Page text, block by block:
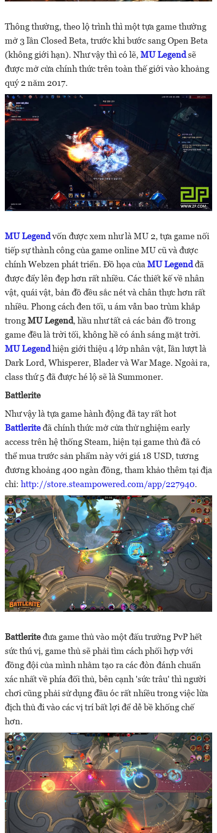
Thông thường, theo lộ trình thì một tựa game thường
mở 3 lần Closed Beta, trước khi bước sang Open Beta
(không giới hạn). Như vậy thì có lẽ, MU Legendsẽ
được mở cửa chính thức trên toàn thế giới vào khoảng
quý 2 năm 2017.
MU Legendvốn được xem như là MU 2, tựa game nối
tiếp sự thành công của game online MU cũ và được
chính Webzen phát triển. Đồ họa của MU Legendđã
được đẩy lên đẹp hơn rất nhiều. Các thiết kế về nhân
vật, quái vật, bản đồ đều sắc nét và chân thực hơn rất
nhiều. Phong cách đen tối, u ám vẫn bao trùm khắp
trongMU Legend, hầu như tất cả các bản đồ trong
game đều là trời tối, không hề có ánh sáng mặt trời.
MU Legendhiện giới thiệu 4 lớp nhân vật, lần lượt là
Dark Lord, Whisperer, Blader và War Mage. Ngoài ra,
class thứ 5 đã được hé lộ sẽ là Summoner.
Battlerite
Như vậy là tựa game hành động đã tay rất hot
Battleriteđã chính thức mở cửa thử nghiệm early
access trên hệ thống Steam, hiện tại game thủ đã có
thể mua trước sản phẩm này với giá 18 USD, tương
đương khoảng 400 ngàn đồng, tham khảo thêm tại địa
chỉ: http://store.steampowered.com/app/227940.
Battleriteđưa game thủ vào một đấu trường PvP hết
sức thú vị, game thủ sẽ phải tìm cách phối hợp với
đồng đội của mình nhằm tạo ra các đòn đánh chuẩn
xác nhất về phía đối thủ, bên cạnh 'sức trâu' thì người
chơi cũng phải sử dụng đầu óc rất nhiều trong việc lừa
địch thủ đi vào các vị trí bất lợi để dễ bề khống chế
hơn.